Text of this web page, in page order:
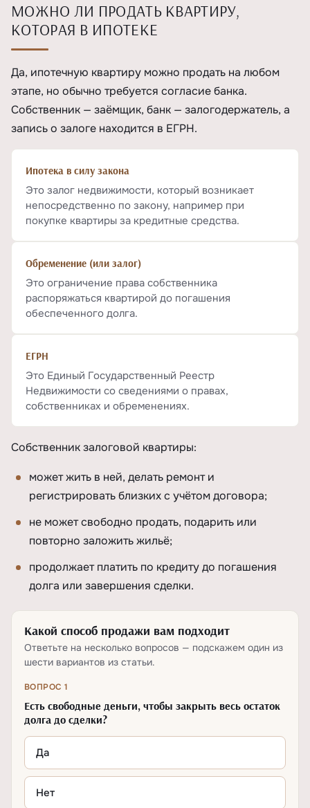
МОЖНО ЛИ ПРОДАТЬ КВАРТИРУ,
КОТОРАЯ В ИПОТЕКЕ
Да, ипотечную квартиру можно продать на любом
этапе, но обычно требуется согласие банка.
Собственник — заёмщик, банк — залогодержатель, а
запись о залоге находится в ЕГРН.
Ипотека в силу закона
Это залог недвижимости, который возникает
непосредственно по закону, например при
покупке квартиры за кредитные средства.
Обременение (или залог)
Это ограничение права собственника
распоряжаться квартирой до погашения
обеспеченного долга.
ЕГРН
Это Единый Государственный Реестр
Недвижимости со сведениями о правах,
собственниках и обременениях.
Собственник залоговой квартиры:
может жить в ней, делать ремонт и
регистрировать близких с учётом договора;
не может свободно продать, подарить или
повторно заложить жильё;
продолжает платить по кредиту до погашения
долга или завершения сделки.
Какой способ продажи вам подходит
Ответьте на несколько вопросов — подскажем один из
шести вариантов из статьи.
ВОПРОС 1
Есть свободные деньги, чтобы закрыть весь остаток
долга до сделки?
Да
Нет